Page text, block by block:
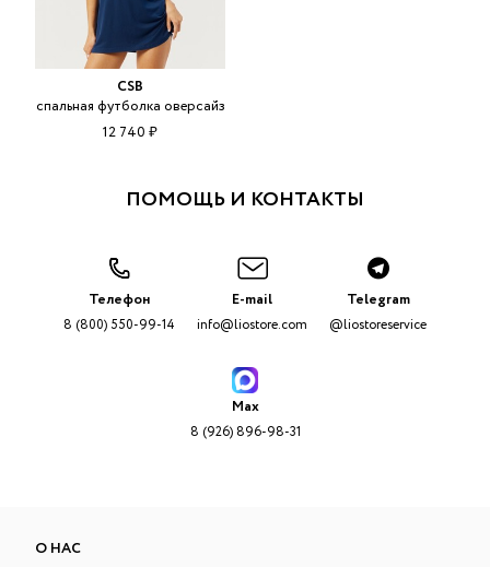
CSB
спальная футболка оверсайз
12 740 ₽
ПОМОЩЬ И КОНТАКТЫ
Телефон
8 (800) 550-99-14
E-mail
info@liostore.com
Telegram
@liostoreservice
Max
8 (926) 896-98-31
О НАС